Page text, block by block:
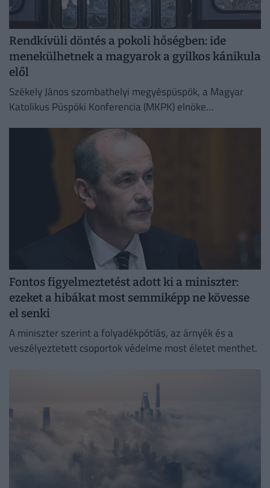
Rendkívüli döntés a pokoli hőségben: ide
menekülhetnek a magyarok a gyilkos kánikula
elől
Székely János szombathelyi megyéspüspök, a Magyar
Katolikus Püspöki Konferencia (MKPK) elnöke
megnyitását kérte a nap legmelegebb óráiban
Fontos figyelmeztetést adott ki a miniszter:
ezeket a hibákat most semmiképp ne kövesse
el senki
A miniszter szerint a folyadékpótlás, az árnyék és a
veszélyeztetett csoportok védelme most életet menthet.